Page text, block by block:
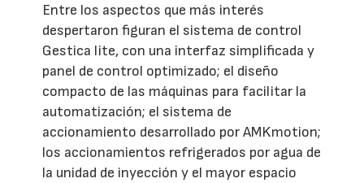
Entre los aspectos que más interés
despertaron figuran el sistema de control
Gestica lite, con una interfaz simplificada y
panel de control optimizado; el diseño
compacto de las máquinas para facilitar la
automatización; el sistema de
accionamiento desarrollado por AMKmotion;
los accionamientos refrigerados por agua de
la unidad de inyección y el mayor espacio